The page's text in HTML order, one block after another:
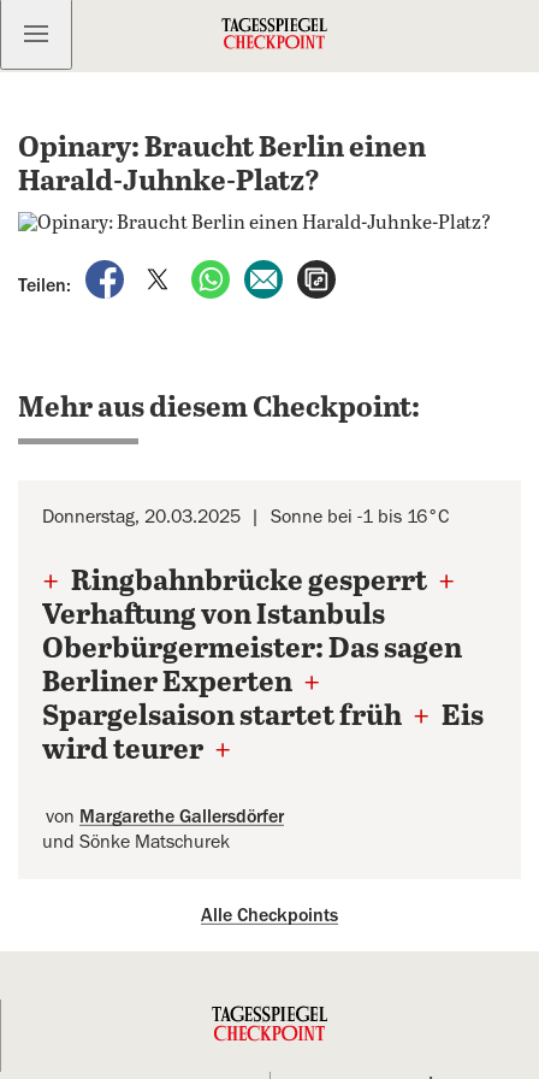
Kostenlos anmelden
Opinary: Braucht Berlin einen
Harald-Juhnke-Platz?
Teilen:
auf Facebook teilen
auf X teilenper WhatsApp teilen
per E-Mail teilen
Mehr aus diesem Checkpoint:
Donnerstag, 20.03.2025 Sonne bei -1 bis 16°C
+ Ringbahnbrücke gesperrt +
Verhaftung von Istanbuls
Oberbürgermeister: Das sagen
Berliner Experten +
Spargelsaison startet früh + Eis
wird teurer +
von Margarethe Gallersdörfer
und Sönke Matschurek
Alle Checkpoints